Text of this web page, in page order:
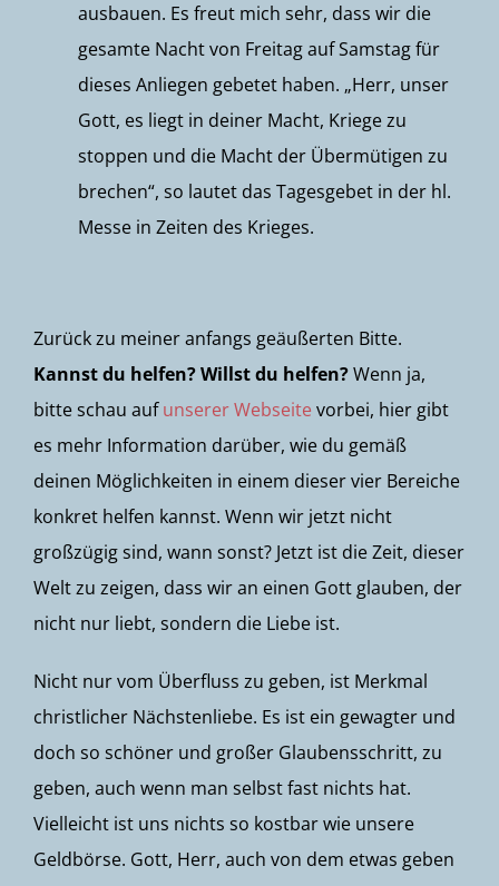
ausbauen. Es freut mich sehr, dass wir die
gesamte Nacht von Freitag auf Samstag für
dieses Anliegen gebetet haben. „Herr, unser
Gott, es liegt in deiner Macht, Kriege zu
stoppen und die Macht der Übermütigen zu
brechen“, so lautet das Tagesgebet in der hl.
Messe in Zeiten des Krieges.
Zurück zu meiner anfangs geäußerten Bitte.
Kannst du helfen? Willst du helfen?Wenn ja,
bitte schau aufunserer Webseite vorbei, hier gibt
es mehr Information darüber, wie du gemäß
deinen Möglichkeiten in einem dieser vier Bereiche
konkret helfen kannst. Wenn wir jetzt nicht
großzügig sind, wann sonst? Jetzt ist die Zeit, dieser
Welt zu zeigen, dass wir an einen Gott glauben, der
nicht nur liebt, sondern die Liebe ist.
Nicht nur vom Überfluss zu geben, ist Merkmal
christlicher Nächstenliebe. Es ist ein gewagter und
doch so schöner und großer Glaubensschritt, zu
geben, auch wenn man selbst fast nichts hat.
Vielleicht ist uns nichts so kostbar wie unsere
Geldbörse. Gott, Herr, auch von dem etwas geben